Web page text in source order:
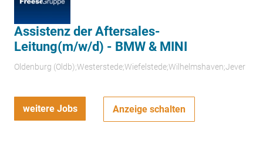
Assistenz der Aftersales-
Leitung(m/w/d) - BMW & MINI
Oldenburg (Oldb);Westerstede;Wiefelstede;Wilhelmshaven;Jever
weitere Jobs Anzeige schalten